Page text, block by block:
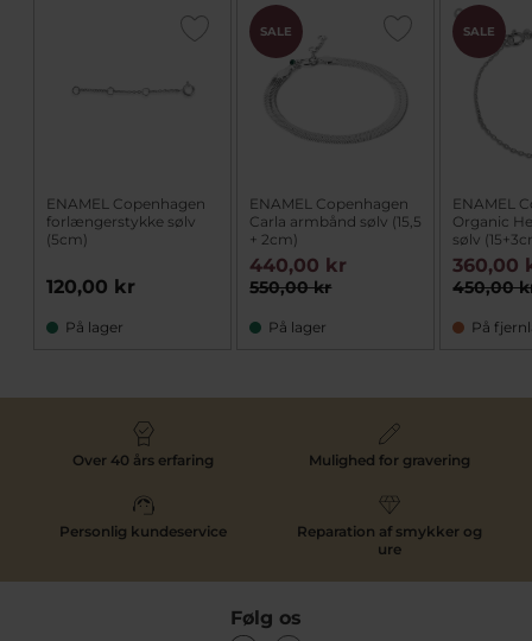
ENAMEL Copenhagen
forlængerstykke sølv
(5cm)
120,00 kr
På lager
SALE
ENAMEL Copenhagen
Carla armbånd sølv (15,5
+ 2cm)
550,00 kr
440,00 kr
På lager
SALE
ENAMEL
Organic
sølv
450,00
360,00
På
Over 40 års erfaring Mulighed for gravering
Personlig kundeservice
Reparation af smykker og
ure
Følg os